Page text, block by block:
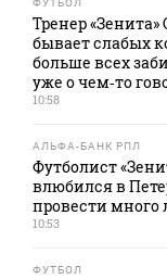
ФУТБОЛ
Тренер
бывает слабых
больше всех
уже о чем‑то
10:58
АЛЬФА-БАНК РПЛ
Футболист
влюбился в
провести много
10:53
ФУТБОЛ